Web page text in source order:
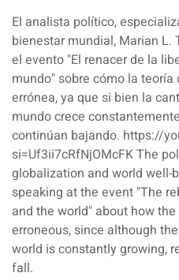
El analista político,
bienestar mundial, Marian L.
el evento "El renacer de la
mundo" sobre cómo la
errónea, ya que si bien la
mundo crece
continúan bajando. https://
si=Uf3ii7cRfNjOMcFK The
globalization and world well-
speaking at the event "The
and the world" about how
erroneous, since although
world is constantly growing,
fall.